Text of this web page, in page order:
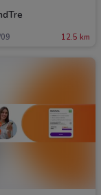
12.5 km